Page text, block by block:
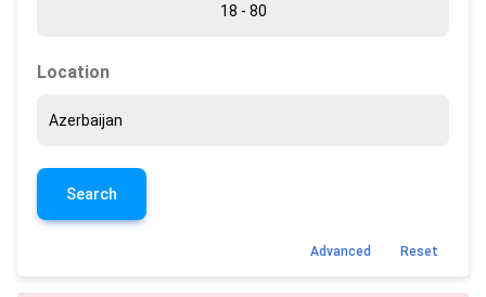
Location
Search
Advanced Reset